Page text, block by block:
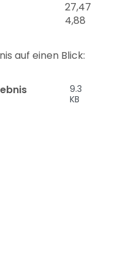
27,47
4,88
auf einen Blick:
9.3
KB